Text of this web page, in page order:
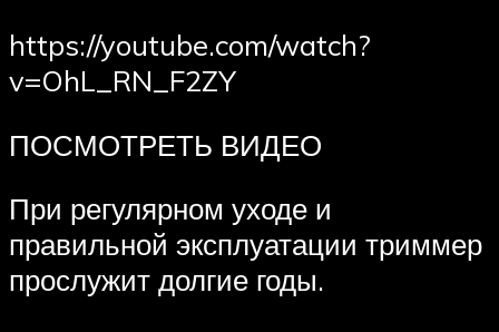
https://youtube.com/watch?
v=OhL_RN_F2ZY
ПОСМОТРЕТЬ ВИДЕО
При регулярном уходе и
правильной эксплуатации триммер
прослужит долгие годы.